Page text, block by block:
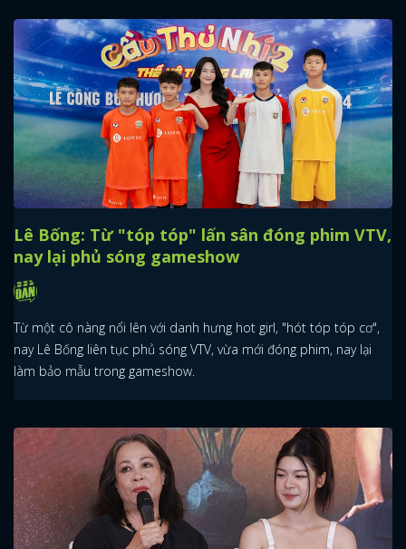
Lê Bống: Từ "tóp tóp" lấn sân đóng phim VTV,
nay lại phủ sóng gameshow
Từ một cô nàng nổi lên với danh hưng hot girl, "hót tóp tóp cơ",
nay Lê Bống liên tục phủ sóng VTV, vừa mới đóng phim, nay lại
làm bảo mẫu trong gameshow.